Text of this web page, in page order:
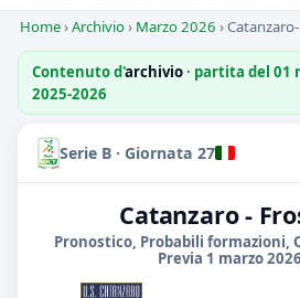
Home›Archivio› Marzo 2026 ›
Contenuto d'archivio· partita del 01
2025-2026
Serie B · Giornata 27
Catanzaro -
Pronostico, Probabili formazioni,
Previa 1 marzo